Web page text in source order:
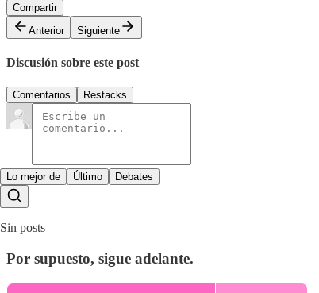
Compartir
Anterior
Siguiente
Discusión sobre este post
Comentarios Restacks
Lo mejor de Último Debates
Sin posts
Por supuesto, sigue adelante.